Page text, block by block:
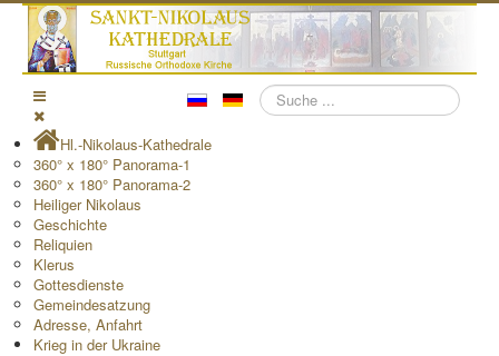
Suchen
Hl.-Nikolaus-Kathedrale
360° x 180° Panorama-1
360° x 180° Panorama-2
Heiliger Nikolaus
Geschichte
Reliquien
Klerus
Gottesdienste
Gemeindesatzung
Adresse, Anfahrt
Krieg in der Ukraine